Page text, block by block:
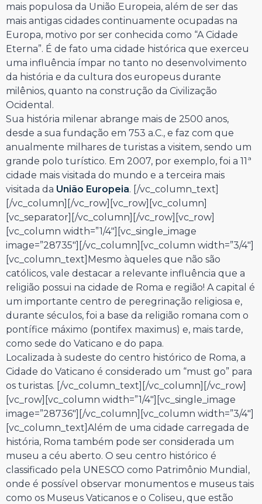
mais populosa da União Europeia, além de ser das
mais antigas cidades continuamente ocupadas na
Europa, motivo por ser conhecida como “A Cidade
Eterna”. É de fato uma cidade histórica que exerceu
uma influência ímpar no tanto no desenvolvimento
da história e da cultura dos europeus durante
milênios, quanto na construção da Civilização
Ocidental.
Sua história milenar abrange mais de 2500 anos,
desde a sua fundação em 753 a.C., e faz com que
anualmente milhares de turistas a visitem, sendo um
grande polo turístico. Em 2007, por exemplo, foi a 11ª
cidade mais visitada do mundo e a terceira mais
visitada da União Europeia. [/vc_column_text]
[/vc_column][/vc_row][vc_row][vc_column]
[vc_separator][/vc_column][/vc_row][vc_row]
[vc_column width=”1/4″][vc_single_image
image=”28735″][/vc_column][vc_column width=”3/4″]
[vc_column_text] Mesmo àqueles que não são
católicos, vale destacar a relevante influência que a
religião possui na cidade de Roma e região! A capital é
um importante centro de peregrinação religiosa e,
durante séculos, foi a base da religião romana com o
pontífice máximo (pontifex maximus) e, mais tarde,
como sede do Vaticano e do papa.
Localizada à sudeste do centro histórico de Roma, a
Cidade do Vaticano é considerado um “must go” para
os turistas. [/vc_column_text][/vc_column][/vc_row]
[vc_row][vc_column width=”1/4″][vc_single_image
image=”28736″][/vc_column][vc_column width=”3/4″]
[vc_column_text]Além de uma cidade carregada de
história, Roma também pode ser considerada um
museu a céu aberto. O seu centro histórico é
classificado pela UNESCO como Patrimônio Mundial,
onde é possível observar monumentos e museus tais
como os Museus Vaticanos e o Coliseu, que estão